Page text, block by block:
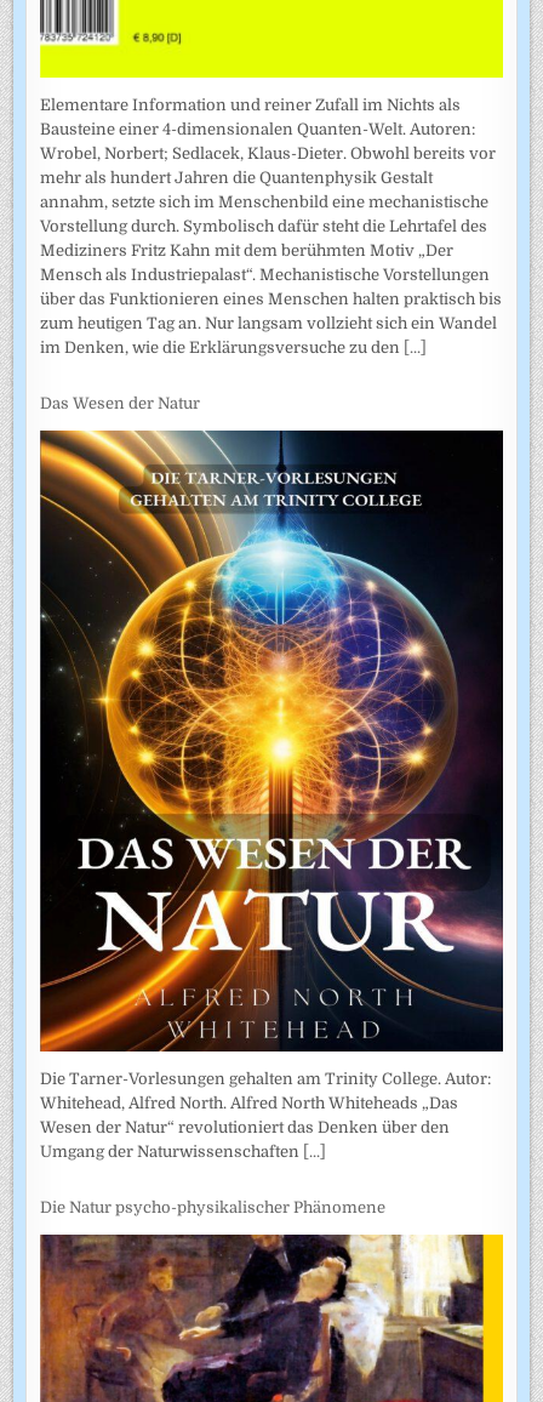
Elementare Information und reiner Zufall im Nichts als
Bausteine einer 4-dimensionalen Quanten-Welt. Autoren:
Wrobel, Norbert; Sedlacek, Klaus-Dieter. Obwohl bereits vor
mehr als hundert Jahren die Quantenphysik Gestalt
annahm, setzte sich im Menschenbild eine mechanistische
Vorstellung durch. Symbolisch dafür steht die Lehrtafel des
Mediziners Fritz Kahn mit dem berühmten Motiv „Der
Mensch als Industriepalast“. Mechanistische Vorstellungen
über das Funktionieren eines Menschen halten praktisch bis
zum heutigen Tag an. Nur langsam vollzieht sich ein Wandel
im Denken, wie die Erklärungsversuche zu den [...]
Das Wesen der Natur
Die Tarner-Vorlesungen gehalten am Trinity College. Autor:
Whitehead, Alfred North. Alfred North Whiteheads „Das
Wesen der Natur“ revolutioniert das Denken über den
Umgang der Naturwissenschaften [...]
Die Natur psycho-physikalischer Phänomene